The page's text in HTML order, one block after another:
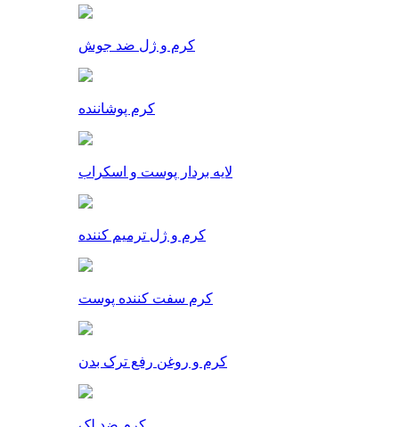
کرم و ژل ضد جوش
کرم پوشاننده
لایه بردار پوست و اسکراب
کرم و ژل ترمیم کننده
کرم سفت کننده پوست
کرم و روغن رفع ترک بدن